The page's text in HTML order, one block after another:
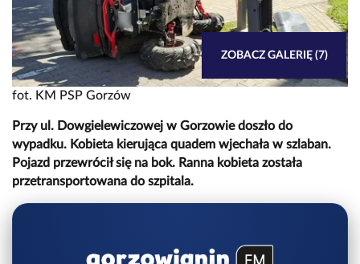
fot. KM PSP Gorzów
ZOBACZ GALERIĘ (7)
Przy ul. Dowgielewiczowej w Gorzowie doszło do
wypadku. Kobieta kierująca quadem wjechała w szlaban.
Pojazd przewrócił się na bok. Ranna kobieta została
przetransportowana do szpitala.